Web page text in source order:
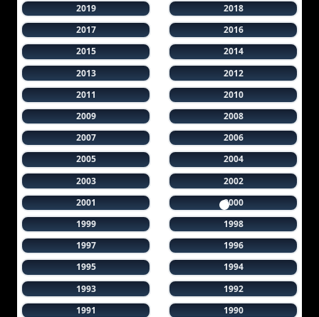
2019
2018
2017
2016
2015
2014
2013
2012
2011
2010
2009
2008
2007
2006
2005
2004
2003
2002
2001
2000
1999
1998
1997
1996
1995
1994
1993
1992
1991
1990